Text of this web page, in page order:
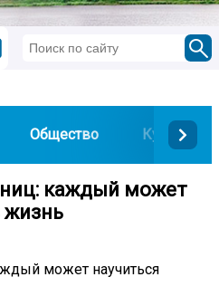
Общество Культура
каждый может
жизнь
может научиться